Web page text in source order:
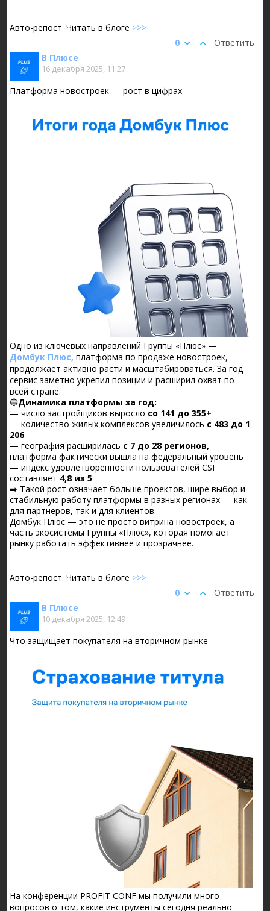
Авто-репост. Читать в блоге >>>
Ответить
0
В Плюсе
16 декабря 2025, 11:27
Платформа новостроек — рост в цифрах
Одно из ключевых направлений Группы «Плюс» —
Домбук Плюс, платформа по продаже новостроек,
продолжает активно расти и масштабироваться. За год
сервис заметно укрепил позиции и расширил охват по
всей стране.
🔵Динамика платформы за год:
— число застройщиков выросло со 141 до 355+
— количество жилых комплексов увеличилось с 483 до 1
206
— география расширилась с 7 до 28 регионов,
платформа фактически вышла на федеральный уровень
— индекс удовлетворенности пользователей CSI
составляет 4,8 из 5
➡️ Такой рост означает больше проектов, шире выбор и
стабильную работу платформы в разных регионах — как
для партнеров, так и для клиентов.
Домбук Плюс — это не просто витрина новостроек, а
часть экосистемы Группы «Плюс», которая помогает
рынку работать эффективнее и прозрачнее.
Авто-репост. Читать в блоге >>>
Ответить
0
В Плюсе
10 декабря 2025, 12:49
Что защищает покупателя на вторичном рынке
На конференции PROFIT CONF мы получили много
вопросов о том, какие инструменты сегодня реально